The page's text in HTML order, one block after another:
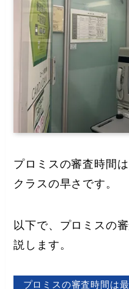
プロミスの審査時間
クラスの早さです。
以下で、プロミスの
説します。
プロミスの審査時間は最